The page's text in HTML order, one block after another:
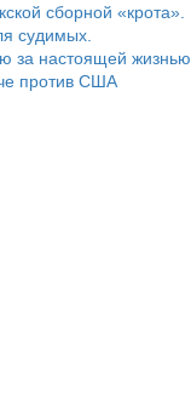
сборной «крота».
судимых.
за настоящей жизнью.
против США